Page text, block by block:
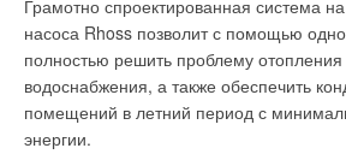
Грамотно спроектированная система
насоса Rhoss позволит с помощью
полностью решить проблему отопления
водоснабжения, а также обеспечить
помещений в летний период с
энергии.
Обязательным требованием к этому
наличие хотя бы одного отопительного
радиосервоприводом. Это
особенностью прибора —
измерения температуры в помещении.